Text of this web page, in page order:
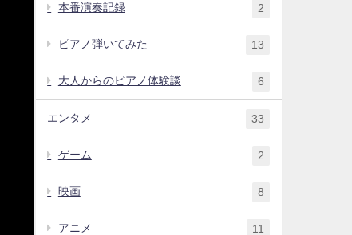
本番演奏記録 2
ピアノ弾いてみた 13
大人からのピアノ体験談 6
エンタメ 33
ゲーム 2
映画 8
アニメ 11